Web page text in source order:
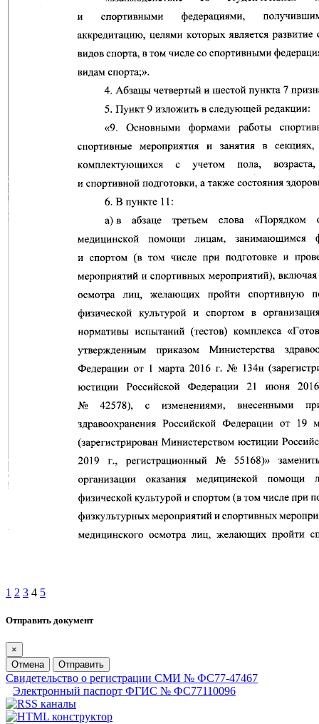
1 2 3 4 5
Отправить документ
×
Отмена
Отправить
Свидетельство о регистрации СМИ № ФС77-47467
Электронный паспорт ФГИС № ФС77110096